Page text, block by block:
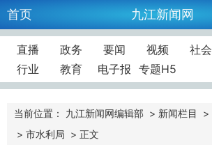
首页 九江新闻网
直播 政务 要闻 视频 社会
行业
教育 电子报 专题H5
当前位置： 九江新闻网编辑部 > 新闻栏目 >
> 市水利局 > 正文